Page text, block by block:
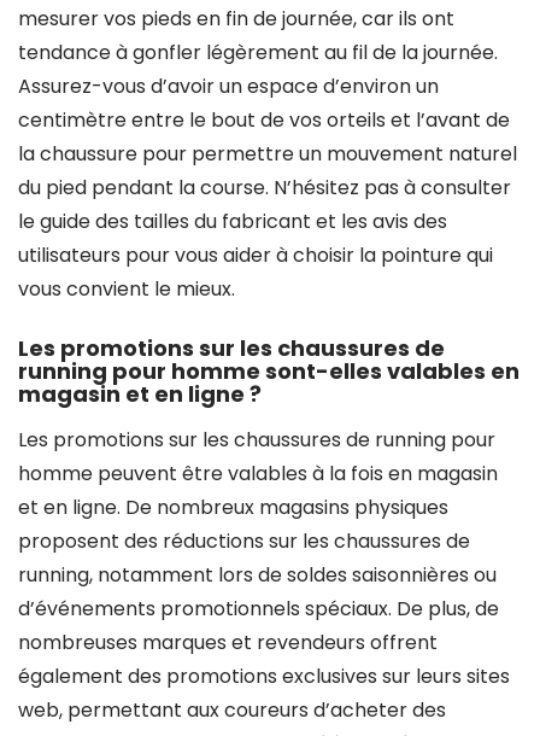
mesurer vos pieds en fin de journée, car ils ont
tendance à gonfler légèrement au fil de la journée.
Assurez-vous d’avoir un espace d’environ un
centimètre entre le bout de vos orteils et l’avant de
la chaussure pour permettre un mouvement naturel
du pied pendant la course. N’hésitez pas à consulter
le guide des tailles du fabricant et les avis des
utilisateurs pour vous aider à choisir la pointure qui
vous convient le mieux.
Les promotions sur les chaussures de
running pour homme sont-elles valables en
magasin et en ligne ?
Les promotions sur les chaussures de running pour
homme peuvent être valables à la fois en magasin
et en ligne. De nombreux magasins physiques
proposent des réductions sur les chaussures de
running, notamment lors de soldes saisonnières ou
d’événements promotionnels spéciaux. De plus, de
nombreuses marques et revendeurs offrent
également des promotions exclusives sur leurs sites
web, permettant aux coureurs d’acheter des